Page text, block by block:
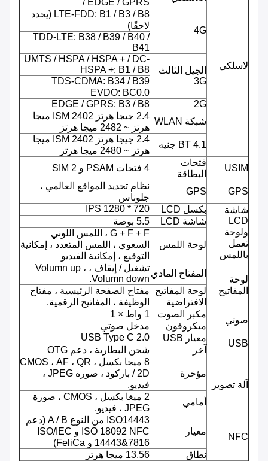
لاسلكي
/ EDGE / GPRS
4G
LTE-FDD: B1 / B3 / B8 (يحدد
لاحقًا)
TDD-LTE: B38 / B39 / B40 /
B41
الجيل الثالث
3G
UMTS / HSPA / HSPA + / DC-
HSPA +: B1 / B8
TDS-CDMA: B34 / B39
EVDO: BC0.0
2G
EDGE / GPRS: B3 / B8
شبكة WLAN
2.4 جيجا هرتز ISM 2402 ميجا
هرتز ~ 2482 ميجا هرتز
BT 4.1 جنيه
2.4 جيجا هرتز ISM 2402 ميجا
هرتز ~ 2480 ميجا هرتز
USIM
فتحات
البطاقة
4 فتحات PSAM و 2 SIM
GPS
GPS
نظام تحديد المواقع العالمي ،
جلوناس
شاشة
LCD
ولوحة
تعمل
باللمس
بكسل LCD
720 * 1280 IPS
شاشة LCD
5.5 بوصة
لوحة اللمس
G + F + F ، اللمس اللوني
السعوي ، اللمس المتعدد ، إمكانية
التوقيع ، إمكانية الفيديو
لوحة
المفاتيح
المفتاح المادي
تشغيل / إيقاف ، Volumn up ،
Volumn down.
لوحة المفاتيح
الافتراضية
مفتاح الصفحة الرئيسية ، مفتاح
الوظيفة ، المفاتيح الرقمية.
صوتي
مكبر الصوت
1 واط × 1
ميكروفون
مدخل صوتي
USB
معيار USB
USB Type C 2.0
آخر
شحن البطارية ، دعم OTG
آلة تصوير
مؤخرة
8 ميجا بكسل ، CMOS ، AF ، QR
/ 2D باركود ، صورة JPEG ،
فيديو.
أمامي
2 ميغا بكسل ، CMOS ، صورة
JPEG ، فيديو.
NFC
معيار
ISO14443 من النوع A / B (دعم
ISO 18092 NFC و ISO/IEC
14443&7816 و FeliCa)
نطاق
13.56 ميجا هرتز